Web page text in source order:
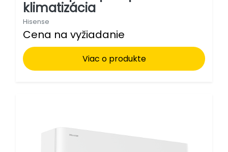
klimatizácia
Hisense
Cena na vyžiadanie
Viac o produkte